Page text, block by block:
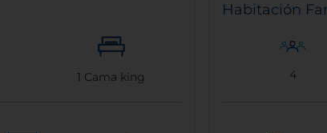
1 Cama king
Habitación
4